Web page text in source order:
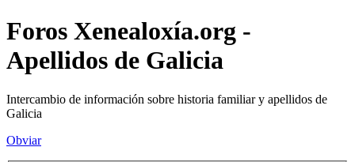
Foros Xenealoxía.org -
Apellidos de Galicia
Intercambio de información sobre historia familiar y apellidos de
Galicia
Obviar